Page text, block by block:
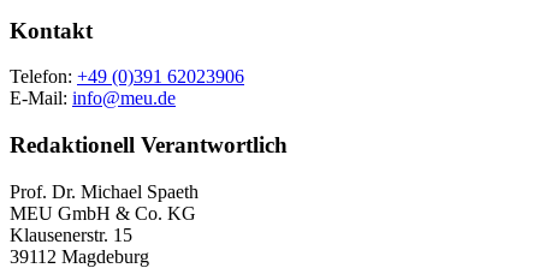
Kontakt
Telefon: +49 (0)391 62023906
E-Mail: info@meu.de
Redaktionell Verantwortlich
Prof. Dr. Michael Spaeth
MEU GmbH & Co. KG
Klausenerstr. 15
39112 Magdeburg